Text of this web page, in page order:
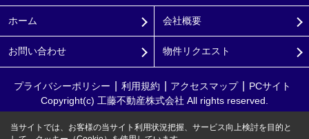
ホーム 会社概要
お問い合わせ 物件リクエスト
プライバシーポリシー 利用規約 アクセスマップ
PCサイト
Copyright(c) 工藤不動産株式会社 All rights reserved.
当サイトでは、お客様の当サイト利用状況把握、サービス向上検討を目的と